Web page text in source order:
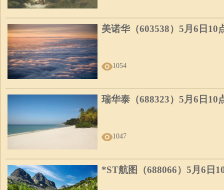
美诺华（603538）5月6日10
1054
瑞华泰（688323）5月6日10
1047
*ST航图（688066）5月6日